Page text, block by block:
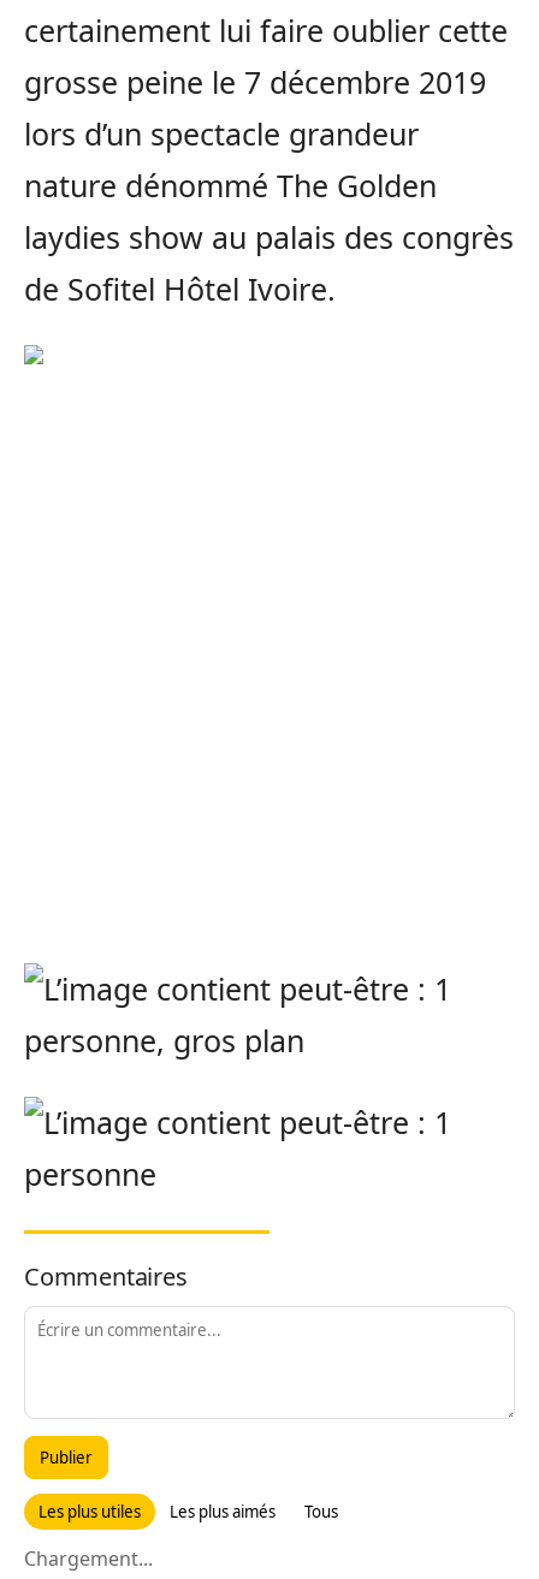
certainement lui faire oublier cette
grosse peine le 7 décembre 2019
lors d’un spectacle grandeur
nature dénommé The Golden
laydies show au palais des congrès
de Sofitel Hôtel Ivoire.
Commentaires
Publier
Les plus utiles Les plus aimés Tous
Chargement...